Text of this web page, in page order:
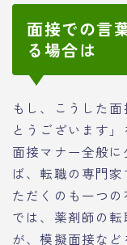
面接での言
る場合は
もし、こうした
とうございます
面接マナー全般
ば、転職の専門
ただくのも一つ
では、薬剤師の
が、模擬面接な